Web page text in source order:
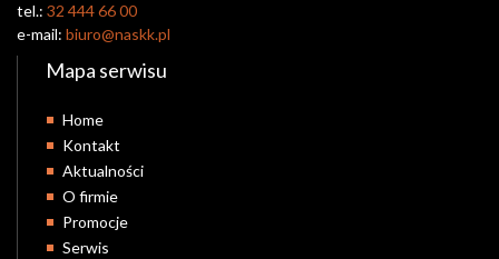
tel.: 32 444 66 00
e-mail: biuro@naskk.pl
Mapa serwisu
Home
Kontakt
Aktualności
O firmie
Promocje
Serwis